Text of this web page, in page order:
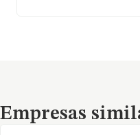
Empresas similares
Empresas